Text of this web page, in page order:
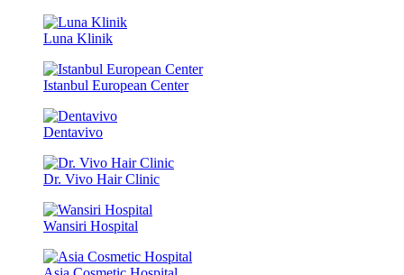
Luna Klinik
Istanbul European Center
Dentavivo
Dr. Vivo Hair Clinic
Wansiri Hospital